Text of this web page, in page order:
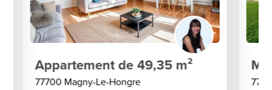
Appartement de 49,35 m²
77700 Magny-Le-Hongre